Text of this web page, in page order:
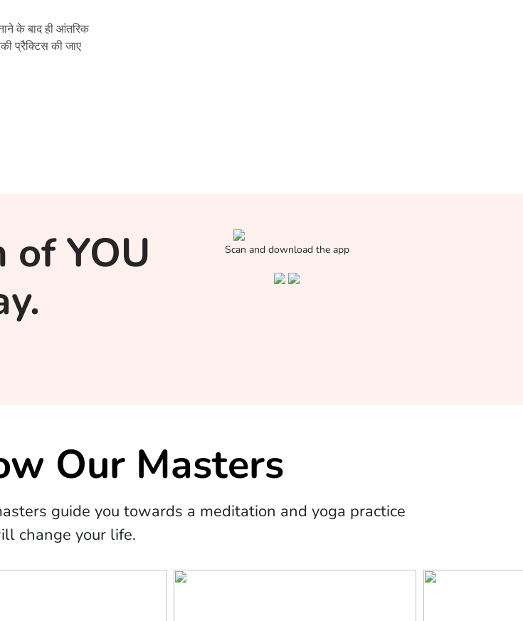
के बाद ही आंतरिक
प्रैक्टिस की जाए
of YOU
Scan and download the app
Our Masters
guide you towards a meditation and yoga practice
change your life.